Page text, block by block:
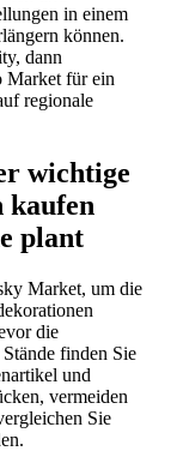
in einem
können.
dann
Market für ein
regionale
wichtige
kaufen
plant
Market, um die
die
finden Sie
und
vermeiden
Sie